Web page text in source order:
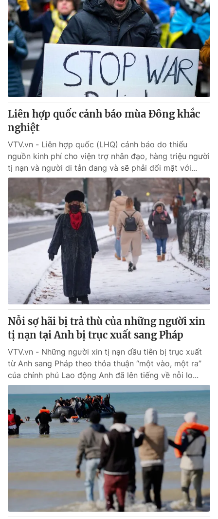
VTV Sức khoẻ Bất động sản
Thị trường 24h Tấm lòng Việt
VTV4 Vươn mình bằng AI
VTV9 VTV8
Liên hệ tòa soạn
THỜI BÁO VTV
Theo dõi báo trên
Cơ quan chủ quản:
Đài Truyền hình Việt Nam
Cơ quan báo chí: Thời báo VTV
Giấy phép hoạt động báo in và báo điện tử số 483/GP-BTTTT
cấp ngày 29/12/2023
Tổng Biên tập:Vũ Thanh Thủy
Phó Tổng Biên tập:Nguyễn Thị Mỹ Hạnh, Phạm Quốc Thắng,
Nguyễn Trọng Ninh
Tổng đài VTV:024.38 355 931 - 024.38 355 932
Ðiện thoại Thời báo VTV: 024.66 897 897
Liên hệ quảng cáo:024-7300.7108
® Cấm sao chép dưới mọi hình thức nếu không có sự chấp
thuận bằng văn bản. Ghi rõ nguồn VTV.vn khi phát hành lại
thông tin từ website này.
Liên hợp quốc cảnh báo mùa Đông khắc
nghiệt
VTV.vn - Liên hợp quốc (LHQ) cảnh báo do thiếu
nguồn kinh phí cho viện trợ nhân đạo, hàng triệu người
tị nạn và người di tản đang và sẽ phải đối mặt với...
Nỗi sợ hãi bị trả thù của những người xin
tị nạn tại Anh bị trục xuất sang Pháp
VTV.vn - Những người xin tị nạn đầu tiên bị trục xuất
từ Anh sang Pháp theo thỏa thuận “một vào, một ra”
của chính phủ Lao động Anh đã lên tiếng về nỗi lo...